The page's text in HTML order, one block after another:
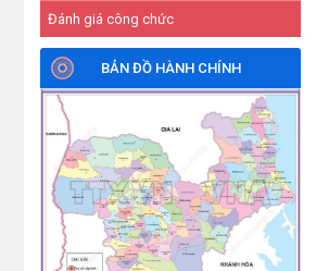
Đánh giá công chức
BẢN ĐỒ HÀNH CHÍNH